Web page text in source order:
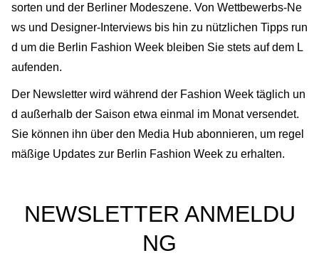
sorten und der Berliner Modeszene. Von Wettbewerbs-Ne
ws und Designer-Interviews bis hin zu nützlichen Tipps run
d um die Berlin Fashion Week bleiben Sie stets auf dem L
aufenden.
Der Newsletter wird während der Fashion Week täglich un
d außerhalb der Saison etwa einmal im Monat versendet.
Sie können ihn über den Media Hub abonnieren, um regel
mäßige Updates zur Berlin Fashion Week zu erhalten.
NEWSLETTER ANMELDU
NG